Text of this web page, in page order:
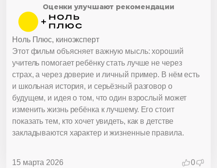
Оценки улучшают рекомендации
Этот фильм объясняет важную мысль: хороший
учитель помогает ребёнку стать лучше не через
страх, а через доверие и личный пример. В нём есть
и школьная история, и серьёзный разговор о
будущем, и идея о том, что один взрослый может
изменить жизнь ребёнка к лучшему. Его стоит
показать тем, кто хочет увидеть, как в детстве
закладываются характер и жизненные правила.
15 марта 2026 0
Ноль Плюс, киноэксперт